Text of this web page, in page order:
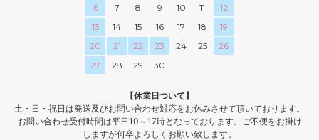
6
7 8 9 10 11
12
13
14 15 16 17 18
19
20
21 22 23 24 25
26
27
28 29 30
【休業日ついて】
土・日・祝日は発送及びお問い合わせ対応をお休みさせて頂いております。
お問い合わせ受付時間は平日10～17時となっております。ご不便をお掛け
しますが何卒よろしくお願い致します。